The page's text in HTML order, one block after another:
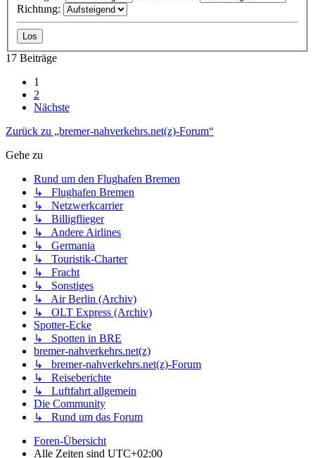
Richtung:
17 Beiträge
1
2
Nächste
Zurück zu „bremer-nahverkehrs.net(z)-Forum“
Gehe zu
Rund um den Flughafen Bremen
↳ Flughafen Bremen
↳ Netzwerkcarrier
↳ Billigflieger
↳ Andere Airlines
↳ Germania
↳ Touristik-Charter
↳ Fracht
↳ Sonstiges
↳ Air Berlin (Archiv)
↳ OLT Express (Archiv)
Spotter-Ecke
↳ Spotten in BRE
bremer-nahverkehrs.net(z)
↳ bremer-nahverkehrs.net(z)-Forum
↳ Reiseberichte
↳ Luftfahrt allgemein
Die Community
↳ Rund um das Forum
Foren-Übersicht
Alle Zeiten sind UTC+02:00